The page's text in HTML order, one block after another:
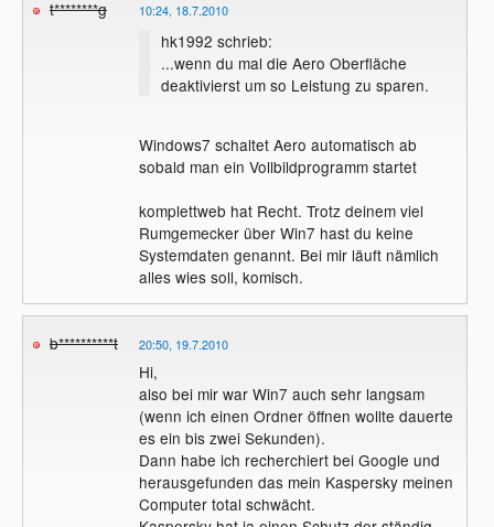
t********g 10:24, 18.7.2010
hk1992 schrieb:
...wenn du mal die Aero Oberfläche
deaktivierst um so Leistung zu sparen.
Windows7 schaltet Aero automatisch ab
sobald man ein Vollbildprogramm startet
komplettweb hat Recht. Trotz deinem viel
Rumgemecker über Win7 hast du keine
Systemdaten genannt. Bei mir läuft nämlich
alles wies soll, komisch.
b**********t 20:50, 19.7.2010
Hi,
also bei mir war Win7 auch sehr langsam
(wenn ich einen Ordner öffnen wollte dauerte
es ein bis zwei Sekunden).
Dann habe ich recherchiert bei Google und
herausgefunden das mein Kaspersky meinen
Computer total schwächt.